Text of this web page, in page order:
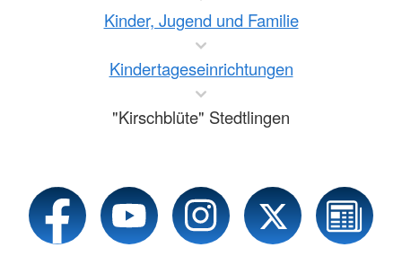
Kinder, Jugend und Familie
Kindertageseinrichtungen
"Kirschblüte" Stedtlingen